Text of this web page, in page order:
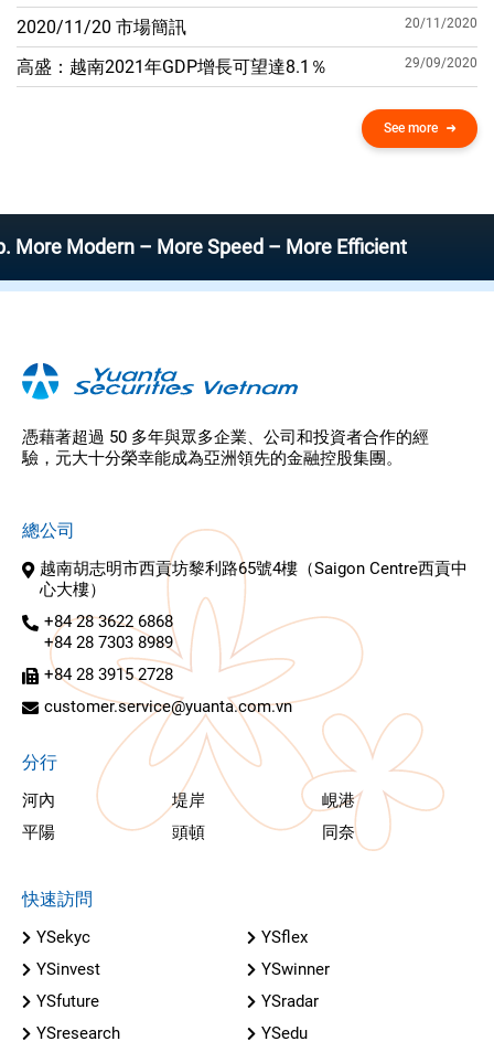
2020/11/20 市場簡訊 20/11/2020
高盛：越南2021年GDP增​​長可望達8.1％ 29/09/2020
See more
– More Speed – More Efficient
憑藉著超過 50 多年與眾多企業、公司和投資者合作的經
驗，元大十分榮幸能成為亞洲領先的金融控股集團。
總公司
越南胡志明市西貢坊黎利路65號4樓（Saigon Centre西貢中
心大樓）
+84 28 3622 6868
+84 28 7303 8989
+84 28 3915 2728
customer.service@yuanta.com.vn
分行
河內 堤岸
峴港
平陽
頭頓 同奈
快速訪問
YSekyc
YSflex
YSinvest
YSwinner
YSfuture
YSradar
YSresearch
YSedu